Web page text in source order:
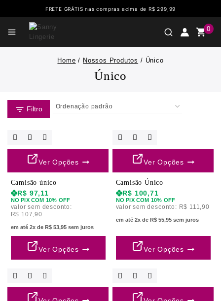
FRETE GRÁTIS nas compras acima de R$ 299,99
0
Home / Nossos Produtos / Único
Único
Filtro
Ver Opções
Camisão único
R$ 97,11
NO PIX COM 10% OFF
valor sem desconto:
R$ 107,90
em até 2x de R$ 53,95 sem juros
Ver Opções
Ver Opções
Camisão Único
R$ 100,71
NO PIX COM 10% OFF
valor sem desconto: R$ 111,90
em até 2x de R$ 55,95 sem juros
Ver Opções